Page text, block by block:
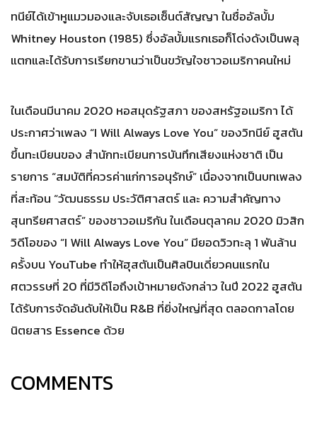
ทนีย์ได้เข้าหูแมวมองและจับเธอเซ็นต์สัญญา ในชื่ออัลบั้ม
Whitney Houston (1985) ซึ่งอัลบั้มแรกเธอก็โด่งดังเป็นพลุ
แตกและได้รับการเรียกขานว่าเป็นขวัญใจชาวอเมริกาคนใหม่
ในเดือนมีนาคม 2020 หอสมุดรัฐสภา ของสหรัฐอเมริกา ได้
ประกาศว่าเพลง “I Will Always Love You” ของวิทนีย์ ฮูสตัน
ขึ้นทะเบียนของ สำนักทะเบียนการบันทึกเสียงแห่งชาติ เป็น
รายการ “สมบัติที่ควรค่าแก่การอนุรักษ์” เนื่องจากเป็นบทเพลง
ที่สะท้อน “วัฒนธรรม ประวัติศาสตร์ และ ความสำคัญทาง
สุนทรียศาสตร์” ของชาวอเมริกัน ​ในเดือนตุลาคม 2020 มิวสิก
วิดีโอของ “I Will Always Love You” มียอดวิวทะลุ 1 พันล้าน
ครั้งบน YouTube ทำให้ฮุสตันเป็นศิลปินเดี่ยวคนแรกใน
ศตวรรษที่ 20 ที่มีวิดีโอถึงเป้าหมายดังกล่าว ในปี 2022 ฮูสตัน
ได้รับการจัดอันดับให้เป็น R&B ที่ยิ่งใหญ่ที่สุด ตลอดกาลโดย
นิตยสาร Essence ด้วย
COMMENTS